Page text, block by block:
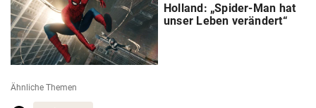
Holland: „Spider-Man hat
unser Leben verändert“
Ähnliche Themen